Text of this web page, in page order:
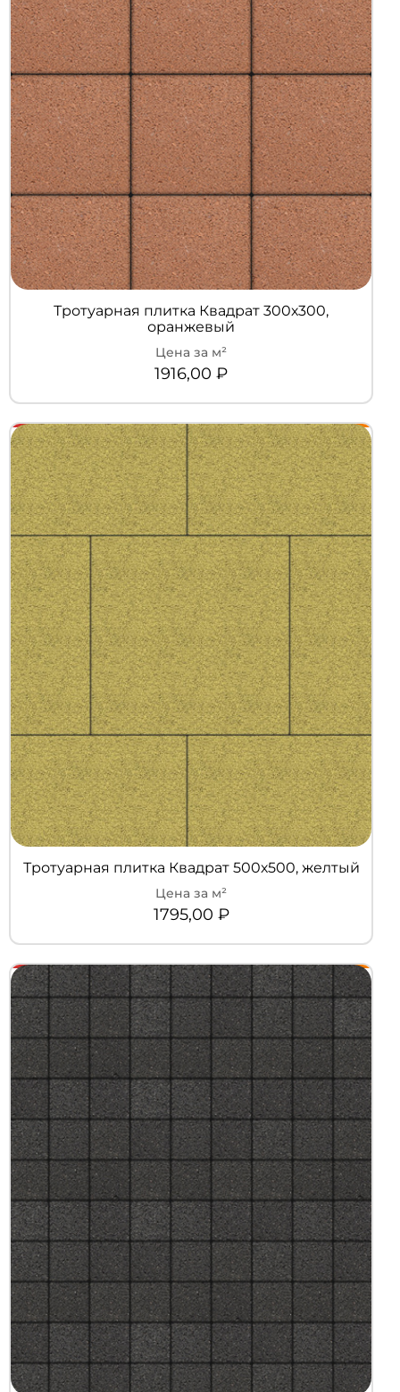
Тротуарная плитка Квадрат 300х300,
оранжевый
1916,00 ₽
Тротуарная плитка Квадрат 500х500, желтый
1795,00 ₽